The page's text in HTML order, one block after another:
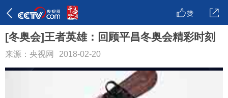
赞
[冬奥会]王者英雄：回顾平昌冬奥会精彩时刻
来源：央视网 2018-02-20